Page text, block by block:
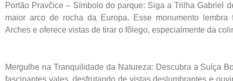
Portão Pravčice – Símbolo do parque: Siga a Trilha Gabriel
maior arco de rocha da Europa. Esse monumento lembra
Arches e oferece vistas de tirar o fôlego, especialmente da
Mergulhe na Tranquilidade da Natureza: Descubra a Suíça